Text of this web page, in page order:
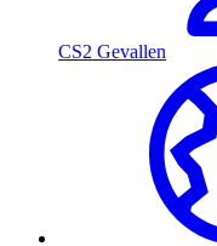
CS2 Gevallen